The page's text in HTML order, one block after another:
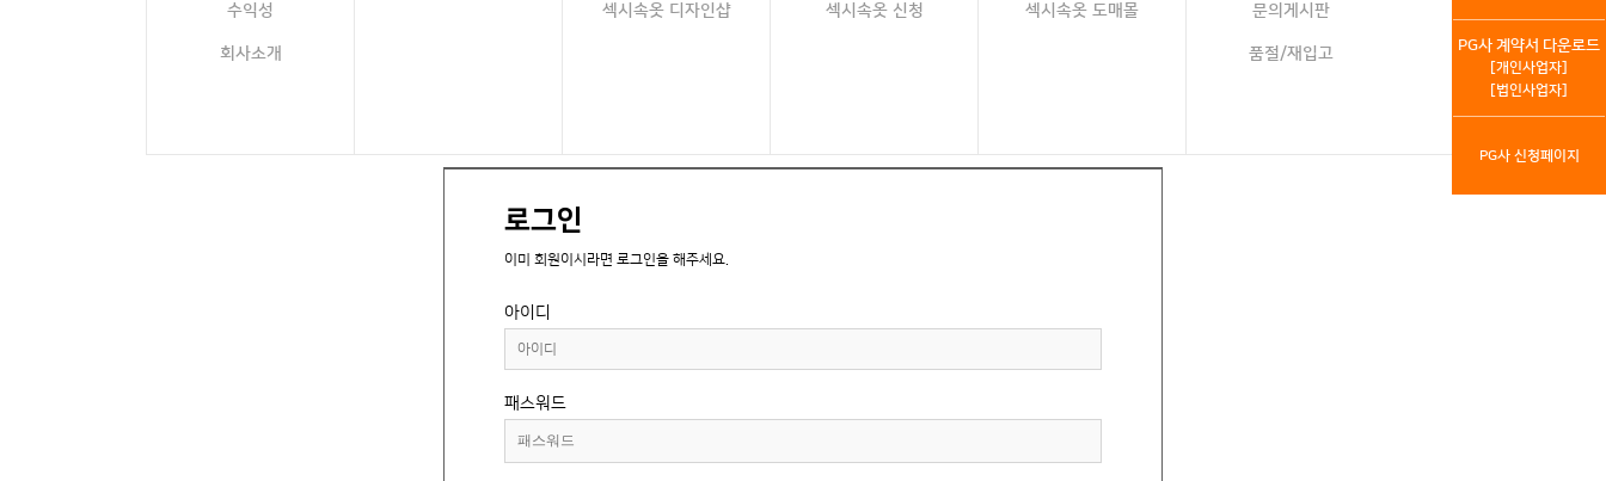
수익성
회사소개
섹시속옷 디자인샵 섹시속옷 신청 섹시속옷 도매몰 문의게시판
품절/재입고
로그인
이미 회원이시라면 로그인을 해주세요.
아이디
패스워드
PG사 계약서 다운로드
[개인사업자]
[법인사업자]
PG사 신청페이지